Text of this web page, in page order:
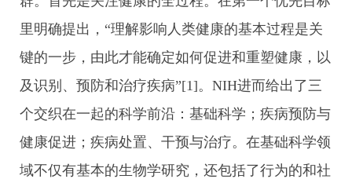
里明确提出，“理解影响人类健康的基本过程是关
键的一步，由此才能确定如何促进和重塑健康，以
及识别、预防和治疗疾病”[1]。NIH进而给出了三
个交织在一起的科学前沿：基础科学；疾病预防与
健康促进；疾病处置、干预与治疗。在基础科学领
域不仅有基本的生物学研究，还包括了行为的和社